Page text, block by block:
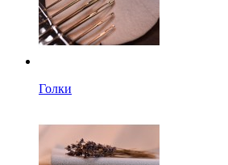
Голки